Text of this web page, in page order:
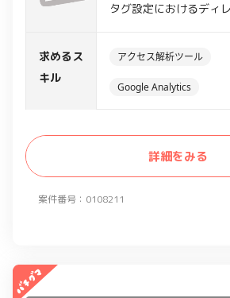
案件番号：0108211
タグ設定におけるディ
・広告タグやツールの
面追加などサイトの改
でデータ取得できるよ
際の設定業務は社内別
求めるス
キル
アクセス解析ツール
Google Analytics
詳細をみる